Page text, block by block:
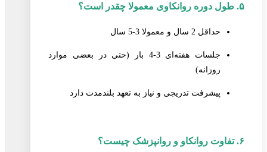
۵. طول دوره روانکاوی معمولا چقدر است؟
حداقل 2 سال و معمولا 3-5 سال
جلسات هفته‌ای 3-4 بار (حتی در بعضی موارد
روزانه)
پیشرفت تدریجی و نیاز به تعهد بلندمدت دارد
۶. تفاوت روانکاو و روانپزشک چیست؟